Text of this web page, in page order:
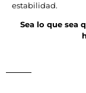
estabilidad.
Sea lo que sea